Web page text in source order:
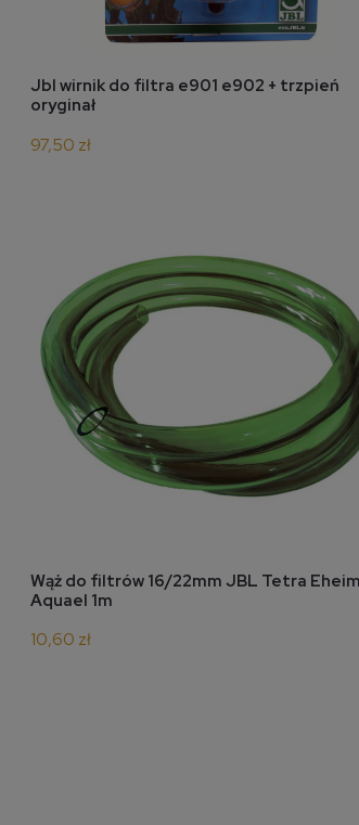
do koszyka
Jbl wirnik do filtra e901 e902 + trzpień
oryginał
97,50 zł
do koszyka
Wąż do filtrów 16/22mm JBL Tetra Eheim
Aquael 1m
10,60 zł